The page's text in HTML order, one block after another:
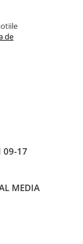
de
09-17
MEDIA